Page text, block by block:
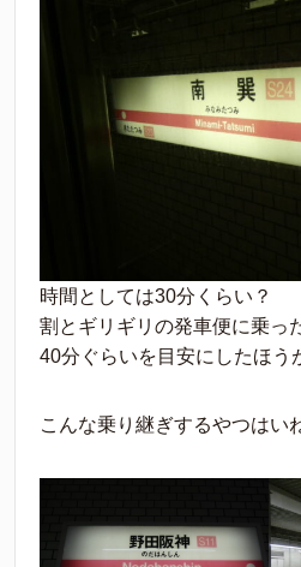
時間としては30分くらい？
割とギリギリの発車便に乗っ
40分ぐらいを目安にしたほう
こんな乗り継ぎするやつはい